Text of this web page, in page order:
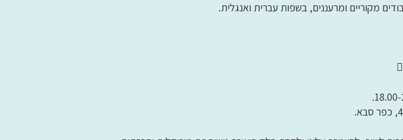
מקוריים ומרעננים, בשפות עברית ואנגלית.